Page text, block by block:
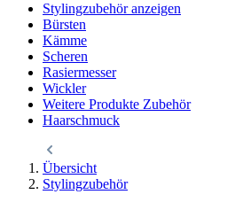
Stylingzubehör anzeigen
Bürsten
Kämme
Scheren
Rasiermesser
Wickler
Weitere Produkte Zubehör
Haarschmuck
Übersicht
Stylingzubehör